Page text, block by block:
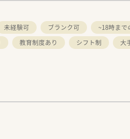
未経験可 ブランク可 ~18時まで
教育制度あり シフト制 大